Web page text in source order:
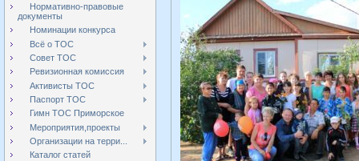
Нормативно-правовые
документы
Номинации конкурса
Всё о ТОС
Совет ТОС
Ревизионная комиссия
Активисты ТОС
Паспорт ТОС
Гимн ТОС Приморское
Мероприятия,проекты
Организации на терри...
Каталог статей